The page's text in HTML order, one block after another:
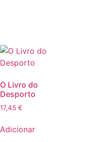
O Livro do
Desporto
17,45 €
Adicionar